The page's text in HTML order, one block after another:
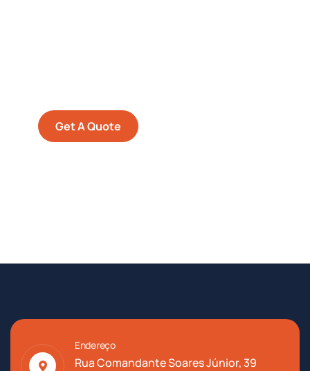
Get A Quote
Endereço
Rua Comandante Soares Júnior, 39